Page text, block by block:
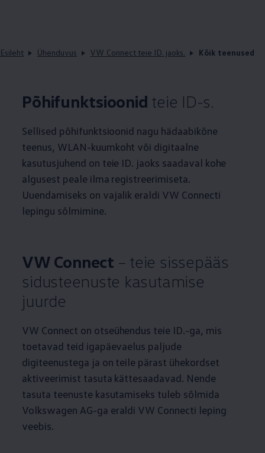
Esileht Ühenduvus VW Connect teie ID. jaoks. Kõik teenused
Põhifunktsioonid teie ID-s.
Sellised põhifunktsioonid nagu hädaabikõne
teenus, WLAN-kuumkoht või digitaalne
kasutusjuhend on teie ID. jaoks saadaval kohe
algusest peale ilma registreerimiseta.
Uuendamiseks on vajalik eraldi VW Connecti
lepingu sõlmimine.
VW Connect – teie sissepääs
sidusteenuste kasutamise
juurde
VW Connect on otseühendus teie ID.-ga, mis
toetavad teid igapäevaelus paljude
digiteenustega ja on teile pärast ühekordset
aktiveerimist tasuta kättesaadavad. Nende
tasuta teenuste kasutamiseks tuleb sõlmida
Volkswagen AG-ga eraldi VW Connecti leping
veebis.